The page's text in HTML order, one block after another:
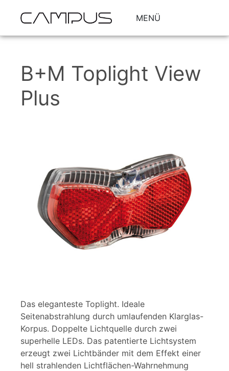
MENÜ
B+M Toplight View
Plus
Das eleganteste Toplight. Ideale
Seitenabstrahlung durch umlaufenden Klarglas-
Korpus. Doppelte Lichtquelle durch zwei
superhelle LEDs. Das patentierte Lichtsystem
erzeugt zwei Lichtbänder mit dem Effekt einer
hell strahlenden Lichtflächen-Wahrnehmung